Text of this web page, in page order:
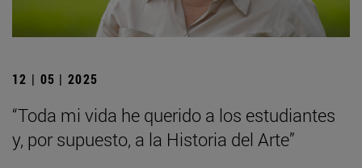
12 | 05 | 2025
“Toda mi vida he querido a los estudiantes
y, por supuesto, a la Historia del Arte”